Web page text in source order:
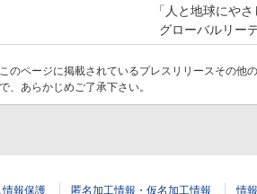
「人と地球にや
グローバルリー
このページに掲載されているプレスリリースその他
で、あらかじめご了承下さい。
情報保護 匿名加工情報・仮名加工情報 情